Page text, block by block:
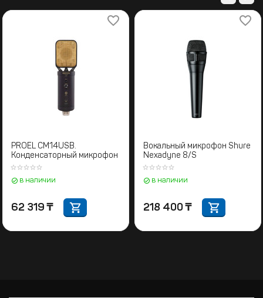
PROEL CM14USB.
Конденсаторный микрофон
в наличии
62 319 ₸
Вокальный микрофон Shure
Nexadyne 8/S
в наличии
218 400 ₸